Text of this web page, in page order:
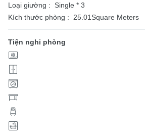
Loại giường :
Single * 3
Kích thước phòng : 25.01Square Meters
Tiện nghi phòng